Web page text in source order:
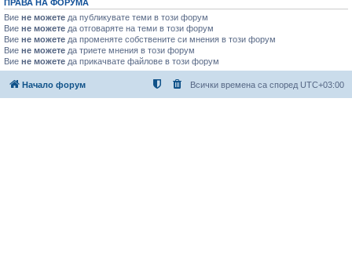
ПРАВА НА ФОРУМА
Вие не можете да публикувате теми в този форум
Вие не можете да отговаряте на теми в този форум
Вие не можете да променяте собствените си мнения в този форум
Вие не можете да триете мнения в този форум
Вие не можете да прикачвате файлове в този форум
Начало форум Всички времена са според UTC+03:00